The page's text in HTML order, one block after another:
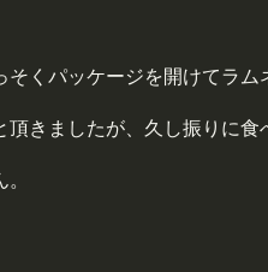
そくパッケージを開けてラム
頂きましたが、久し振りに食